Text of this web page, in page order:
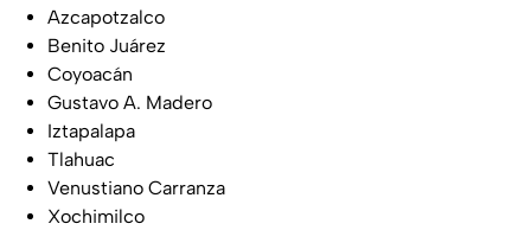
Azcapotzalco
Benito Juárez
Coyoacán
Gustavo A. Madero
Iztapalapa
Tlahuac
Venustiano Carranza
Xochimilco